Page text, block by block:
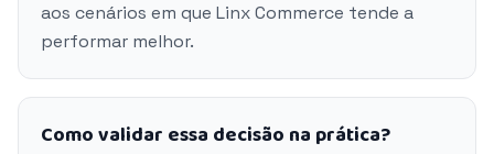
aos cenários em que Linx Commerce tende a
performar melhor.
Como validar essa decisão na prática?